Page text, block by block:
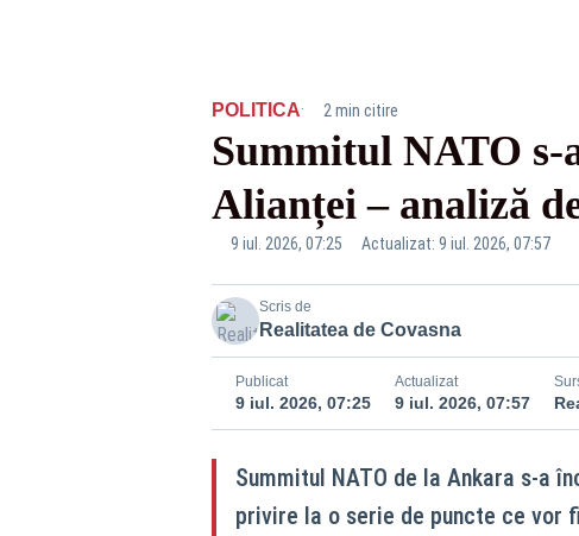
POLITICA· 2 min citire
Summitul NATO
Alianței – analiză
9 iul. 2026, 07:25 Actualizat: 9 iul. 2026, 07:57
Scris de
Realitatea de Covasna
Publicat
9 iul. 2026, 07:25
Actualizat
9 iul. 2026, 07:57
Summitul NATO de la Ankara s-a
privire la o serie de puncte ce vor